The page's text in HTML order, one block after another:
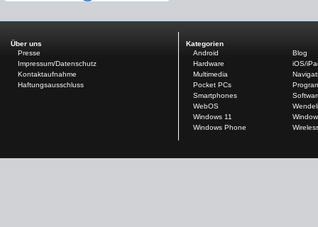
Über uns
Presse
Impressum/Datenschutz
Kontaktaufnahme
Haftungsausschluss
Kategorien
Android
Blog
Hardware
iOS/
Multimedia
Pocket PCs
Smartphones
WebOS
Windows 11
Windows Phone